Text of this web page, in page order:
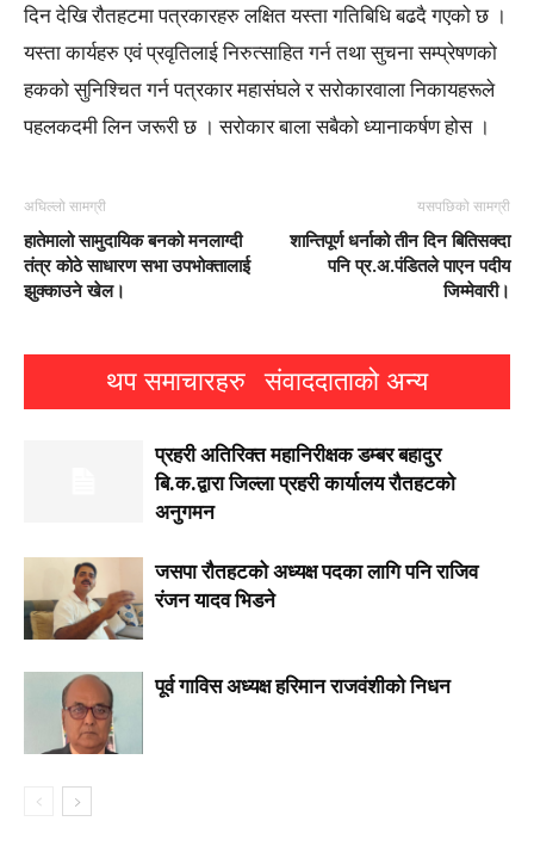
दिन देखि रौतहटमा पत्रकारहरु लक्षित यस्ता गतिबिधि बढदै गएको छ ।
यस्ता कार्यहरु एवं प्रवृतिलाई निरुत्साहित गर्न तथा सुचना सम्प्रेषणको
हकको सुनिश्चित गर्न पत्रकार महासंघले र सरोकारवाला निकायहरूले
पहलकदमी लिन जरूरी छ । सरोकार बाला सबैको ध्यानाकर्षण होस ।
अघिल्लो सामग्री
हातेमालो सामुदायिक बनको मनलाग्दी
तंत्र कोठे साधारण सभा उपभोक्तालाई
झुक्काउने खेल।
यसपछिको सामग्री
शान्तिपूर्ण धर्नाको तीन दिन बितिसक्दा
पनि प्र.अ.पंडितले पाएन पदीय
जिम्मेवारी।
थप समाचारहरु संवाददाताको अन्य
प्रहरी अतिरिक्त महानिरीक्षक डम्बर बहादुर
बि.क.द्वारा जिल्ला प्रहरी कार्यालय रौतहटको
अनुगमन
जसपा राैतहटको अध्यक्ष पदका लागि पनि राजिव
रंजन यादव भिडने
पूर्व गाविस अध्यक्ष हरिमान राजवंशीको निधन